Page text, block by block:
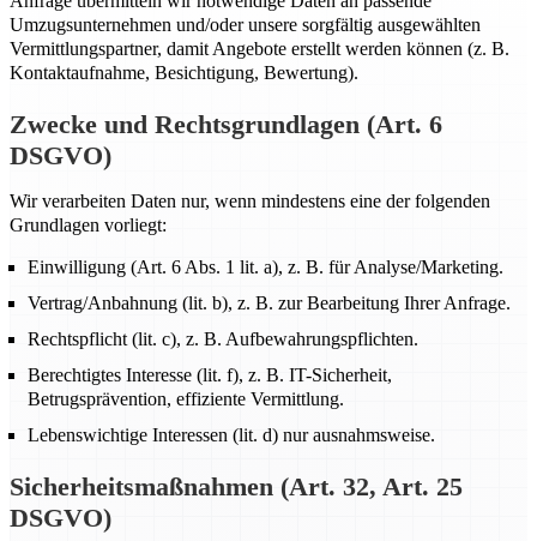
Umzugsunternehmen und/oder unsere sorgfältig ausgewählten
Vermittlungspartner, damit Angebote erstellt werden können (z. B.
Kontaktaufnahme, Besichtigung, Bewertung).
Zwecke und Rechtsgrundlagen (Art. 6
DSGVO)
Wir verarbeiten Daten nur, wenn mindestens eine der folgenden
Grundlagen vorliegt:
Einwilligung (Art. 6 Abs. 1 lit. a), z. B. für Analyse/Marketing.
Vertrag/Anbahnung (lit. b), z. B. zur Bearbeitung Ihrer Anfrage.
Rechtspflicht (lit. c), z. B. Aufbewahrungspflichten.
Berechtigtes Interesse (lit. f), z. B. IT-Sicherheit,
Betrugsprävention, effiziente Vermittlung.
Lebenswichtige Interessen (lit. d) nur ausnahmsweise.
Sicherheitsmaßnahmen (Art. 32, Art. 25
DSGVO)